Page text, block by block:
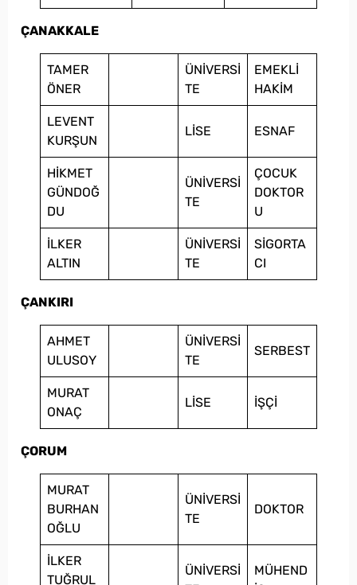
ÇANAKKALE
TAMER
ÖNER
ÜNİVERSİ
TE
EMEKLİ
HAKİM
LEVENT
KURŞUN
LİSE ESNAF
HİKMET
GÜNDOĞ
DU
ÜNİVERSİ
TE
ÇOCUK
DOKTOR
U
İLKER
ALTIN
ÜNİVERSİ
TE
SİGORTA
CI
ÇANKIRI
AHMET
ULUSOY
ÜNİVERSİ
TE
SERBEST
MURAT
ONAÇ
LİSE İŞÇİ
ÇORUM
MURAT
BURHAN
OĞLU
ÜNİVERSİ
TE
DOKTOR
İLKER
TUĞRUL
ÜNİVERSİ
MÜHEND